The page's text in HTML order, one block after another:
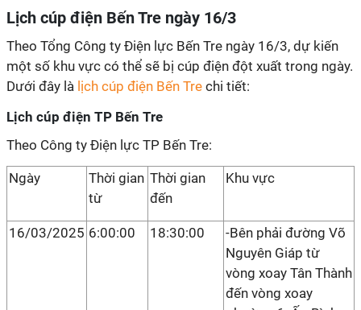
Lịch cúp điện Bến Tre ngày 16/3
Theo Tổng Công ty Điện lực Bến Tre ngày 16/3, dự kiến
một số khu vực có thể sẽ bị cúp điện đột xuất trong ngày.
Dưới đây là lịch cúp điện Bến Tre chi tiết:
Lịch cúp điện TP Bến Tre
Theo Công ty Điện lực TP Bến Tre:
Ngày
Thời gian
từ
Thời gian
đến
Khu vực
16/03/2025 6:00:00 18:30:00
-Bên phải đường Võ
Nguyên Giáp từ
vòng xoay Tân Thành
đến vòng xoay